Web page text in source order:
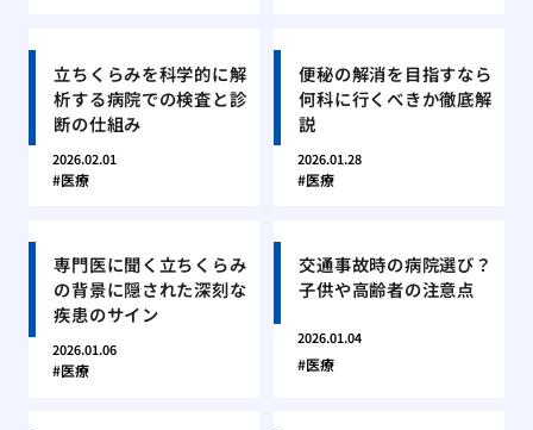
立ちくらみを科学的に解
析する病院での検査と診
断の仕組み
2026.02.01
医療
便秘の解消を目指すなら
何科に行くべきか徹底解
説
2026.01.28
医療
専門医に聞く立ちくらみ
の背景に隠された深刻な
疾患のサイン
2026.01.06
医療
交通事故時の病院選び？
子供や高齢者の注意点
2026.01.04
医療